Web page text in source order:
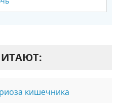
кишечника